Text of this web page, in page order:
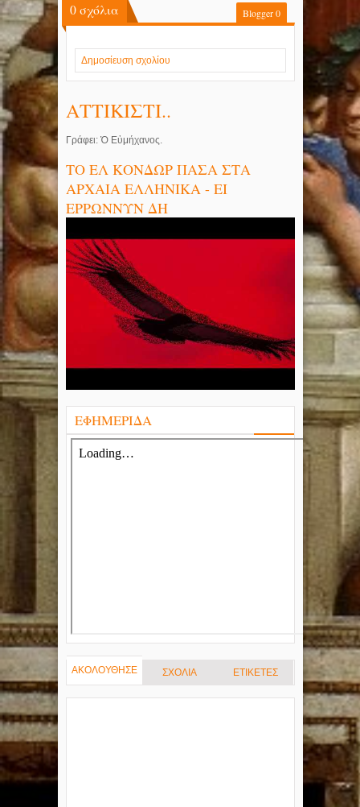
0σχόλια Blogger0
Δημοσίευση σχολίου
ΑΤΤΙΚΙΣΤΙ..
Γράφει: Ὁ Εὐμήχανος.
ΤΟ ΕΛ ΚΟΝΔΩΡ ΠΑΣΑ ΣΤΑ
ΑΡΧΑΙΑ ΕΛΛΗΝΙΚΑ - ΕΙ
ΕΡΡΩΝΝΥΝ ΔΗ
ΕΦΗΜΕΡΙΔΑ
ΑΚΟΛΟΥΘΗΣΕ ΣΧΟΛΙΑ ΕΤΙΚΕΤΕΣ